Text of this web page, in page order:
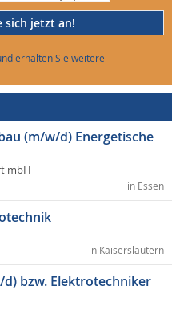
sich jetzt an!
erhalten Sie weitere
(m/w/d) Energetische
mbH
in Essen
in Kaiserslautern
bzw. Elektrotechniker